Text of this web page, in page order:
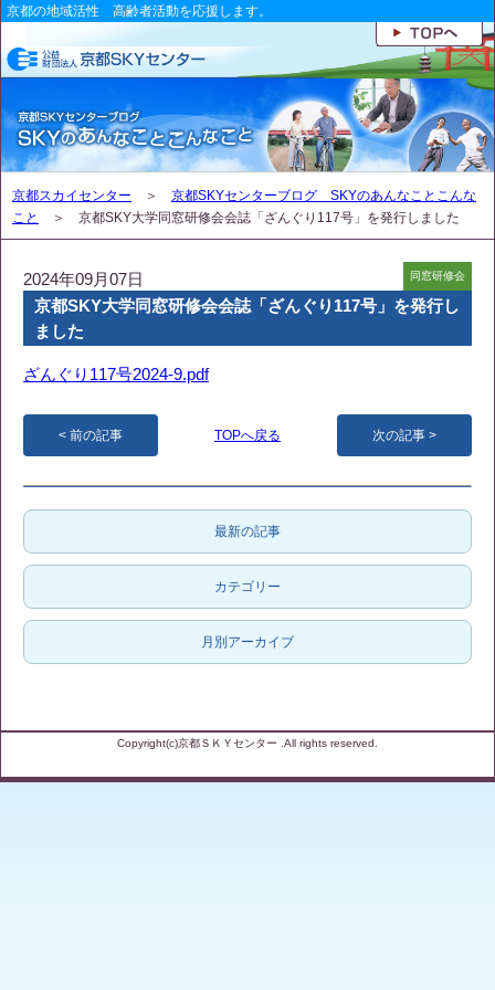
京都の地域活性 高齢者活動を応援します。
京都スカイセンター ＞ 京都SKYセンターブログ SKYのあんなことこんな
こと
＞ 京都SKY大学同窓研修会会誌「ざんぐり117号」を発行しました
2024年09月07日 同窓研修会
京都SKY大学同窓研修会会誌「ざんぐり117号」を発行し
ました
ざんぐり117号2024-9.pdf
前の記事 TOPへ戻る 次の記事
最新の記事
カテゴリー
月別アーカイブ
Copyright(c)京都ＳＫＹセンター .All rights reserved.